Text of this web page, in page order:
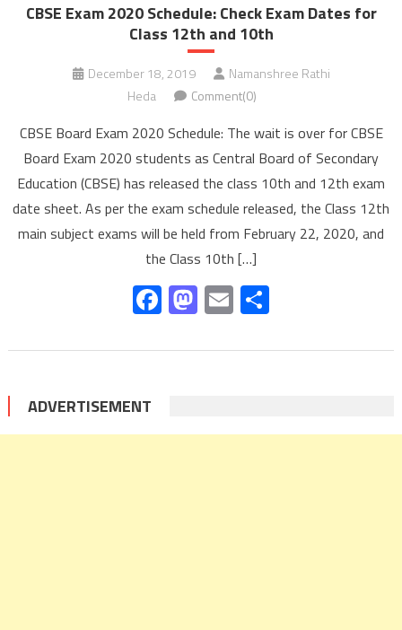
CBSE Exam 2020 Schedule: Check Exam Dates for
Class 12th and 10th
December 18, 2019
Namanshree Rathi
Heda
Comment(0)
CBSE Board Exam 2020 Schedule: The wait is over for CBSE
Board Exam 2020 students as Central Board of Secondary
Education (CBSE) has released the class 10th and 12th exam
date sheet. As per the exam schedule released, the Class 12th
main subject exams will be held from February 22, 2020, and
the Class 10th […]
Facebook
Mastodon
Email
ADVERTISEMENT